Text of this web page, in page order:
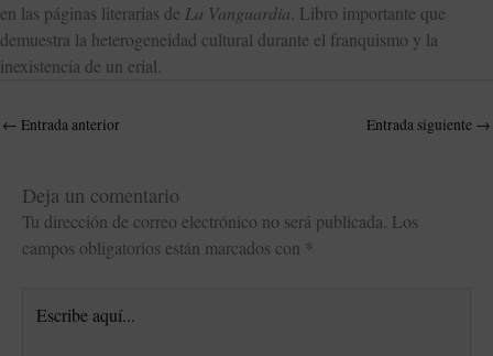
en las páginas literarias de La Vanguardia. Libro importante que
demuestra la heterogeneidad cultural durante el franquismo y la
inexistencia de un erial.
← Entrada anterior Entrada siguiente →
Deja un comentario
Tu dirección de correo electrónico no será publicada. Los
campos obligatorios están marcados con *
aquí...